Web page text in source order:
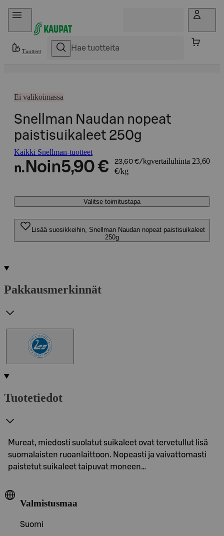
Hyppää sisältöön
Tuotteet
Ei valikoimassa
Snellman Naudan nopeat
paistisuikaleet 250g
Kaikki Snellman-tuotteet
n. Noin5,90 € 23,60 €/kgvertailuhinta 23,60
€/kg
Valitse toimitustapa
Lisää suosikkeihin, Snellman Naudan nopeat paistisuikaleet
250g
Pakkausmerkinnät
Tuotetiedot
Mureat, miedosti suolatut suikaleet ovat tervetullut lisä
suomalaisten ruoanlaittoon. Nopeasti ja vaivattomasti
paistetut suikaleet taipuvat moneen…
Valmistusmaa
Suomi